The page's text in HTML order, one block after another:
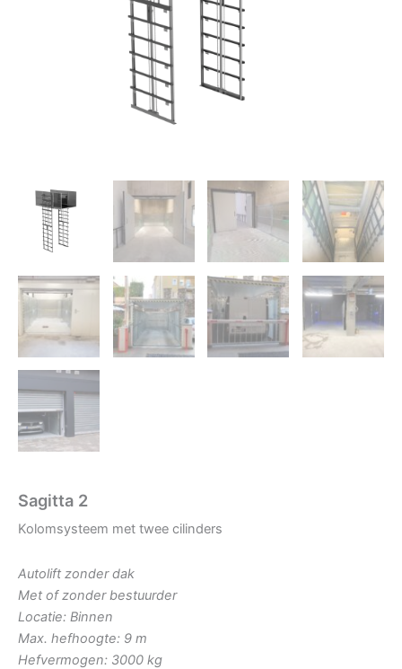
Sagitta 2
Kolomsysteem met twee cilinders
Autolift zonder dak
Met of zonder bestuurder
Locatie: Binnen
Max. hefhoogte: 9 m
Hefvermogen: 3000 kg